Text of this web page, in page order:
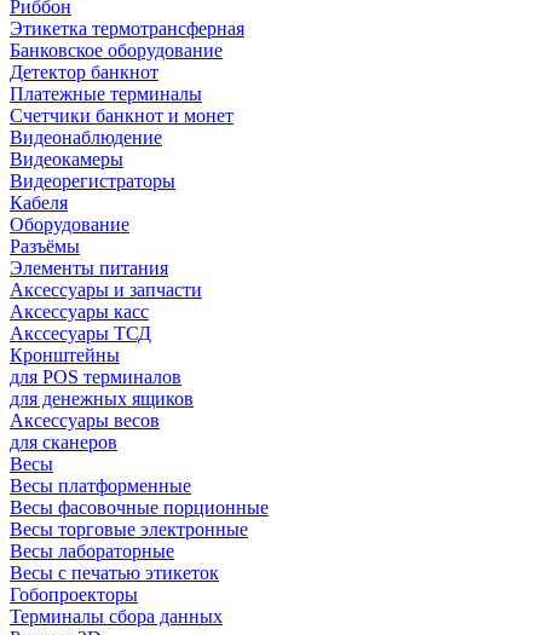
Риббон
Этикетка термотрансферная
Банковское оборудование
Детектор банкнот
Платежные терминалы
Счетчики банкнот и монет
Видеонаблюдение
Видеокамеры
Видеорегистраторы
Кабеля
Оборудование
Разъёмы
Элементы питания
Аксессуары и запчасти
Аксессуары касс
Акссесуары ТСД
Кронштейны
для POS терминалов
для денежных ящиков
Аксессуары весов
для сканеров
Весы
Весы платформенные
Весы фасовочные порционные
Весы торговые электронные
Весы лабораторные
Весы с печатью этикеток
Гобопроекторы
Терминалы сбора данных